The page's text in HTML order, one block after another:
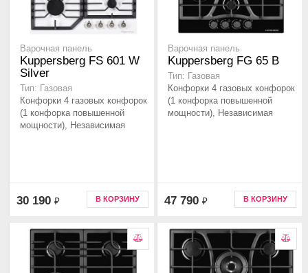
Варочная панель
Kuppersberg FS 601 W
Silver
Тип: Газовая
Конфорки 4 газовых конфорок
(1 конфорка повышенной
мощности), Независимая
30 190 ₽ В КОРЗИНУ
Варочная панель
Kuppersberg FG 65 B
Тип: Газовая
Конфорки 4 газовых конфорок
(1 конфорка повышенной
мощности), Независимая
47 790 ₽ В КОРЗИНУ